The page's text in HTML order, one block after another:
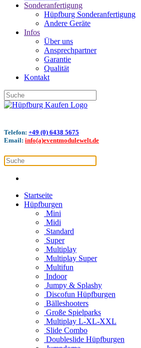
Sonderanfertigung
Hüpfburg Sonderanfertigung
Andere Geräte
Infos
Über uns
Ansprechpartner
Garantie
Qualität
Kontakt
Telefon: +49 (0) 6438 5675
Email: info(a)eventmodulewelt.de
Startseite
Hüpfburgen
Mini
Midi
Standard
Super
Multiplay
Multiplay Super
Multifun
Indoor
Jumpy & Splashy
Discofun Hüpfburgen
Bälleshooters
Große Spielparks
Multiplay L-XL-XXL
Slide Combo
Doubleslide Hüpfburgen